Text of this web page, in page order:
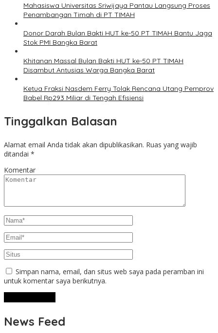
Mahasiswa Universitas Sriwijaya Pantau Langsung Proses
Penambangan Timah di PT TIMAH
Donor Darah Bulan Bakti HUT ke-50 PT TIMAH Bantu Jaga
Stok PMI Bangka Barat
Khitanan Massal Bulan Bakti HUT ke-50 PT TIMAH
Disambut Antusias Warga Bangka Barat
Ketua Fraksi Nasdem Ferry Tolak Rencana Utang Pemprov
Babel Rp293 Miliar di Tengah Efisiensi
Tinggalkan Balasan
Alamat email Anda tidak akan dipublikasikan. Ruas yang wajib
ditandai *
Komentar
Simpan nama, email, dan situs web saya pada peramban ini
untuk komentar saya berikutnya.
News Feed